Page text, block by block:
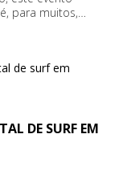
para muitos,…
DE SURF EM